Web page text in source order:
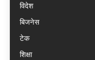
विदेश
बिजनेस
टेक
शिक्षा